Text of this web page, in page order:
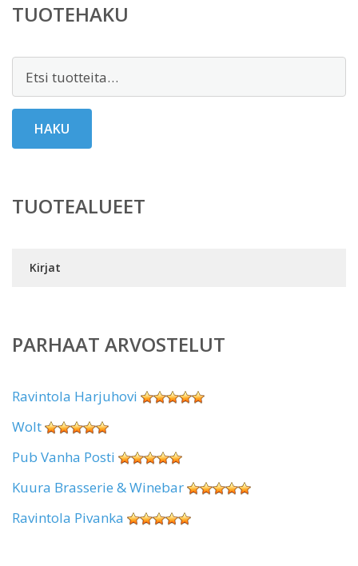
TUOTEHAKU
HAKU
TUOTEALUEET
Kirjat
PARHAAT ARVOSTELUT
Ravintola Harjuhovi
Wolt
Pub Vanha Posti
Kuura Brasserie & Winebar
Ravintola Pivanka